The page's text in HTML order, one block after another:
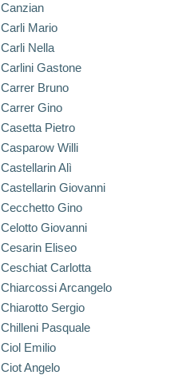
Canzian
Carli Mario
Carli Nella
Carlini Gastone
Carrer Bruno
Carrer Gino
Casetta Pietro
Casparow Willi
Castellarin Alì
Castellarin Giovanni
Cecchetto Gino
Celotto Giovanni
Cesarin Eliseo
Ceschiat Carlotta
Chiarcossi Arcangelo
Chiarotto Sergio
Chilleni Pasquale
Ciol Emilio
Ciot Angelo